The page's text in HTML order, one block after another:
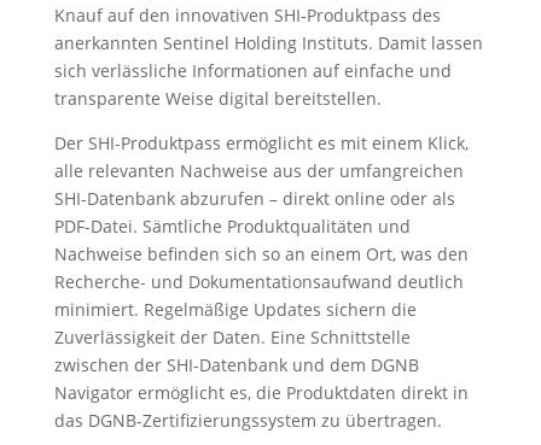
Knauf auf den innovativen SHI-Produktpass des
anerkannten Sentinel Holding Instituts. Damit lassen
sich verlässliche Informationen auf einfache und
transparente Weise digital bereitstellen.
Der SHI-Produktpass ermöglicht es mit einem Klick,
alle relevanten Nachweise aus der umfangreichen
SHI-Datenbank abzurufen – direkt online oder als
PDF-Datei. Sämtliche Produktqualitäten und
Nachweise befinden sich so an einem Ort, was den
Recherche- und Dokumentationsaufwand deutlich
minimiert. Regelmäßige Updates sichern die
Zuverlässigkeit der Daten. Eine Schnittstelle
zwischen der SHI-Datenbank und dem DGNB
Navigator ermöglicht es, die Produktdaten direkt in
das DGNB-Zertifizierungssystem zu übertragen.